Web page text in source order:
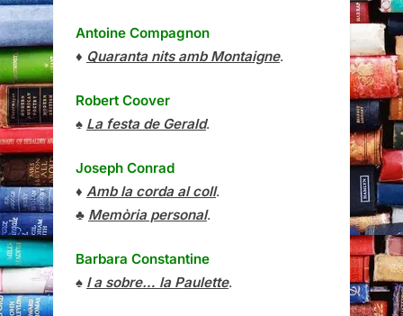
Antoine Compagnon
♦ Quaranta nits amb Montaigne.
Robert Coover
♠ La festa de Gerald.
Joseph Conrad
♦ Amb la corda al coll.
♣ Memòria personal.
Barbara Constantine
♠ I a sobre… la Paulette.